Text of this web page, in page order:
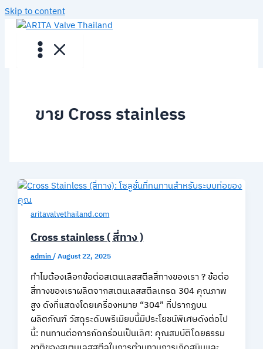
Skip to content
ขาย Cross stainless
aritavalvethailand.com
Cross stainless ( สี่ทาง )
admin/August 22, 2025
ทำไมต้องเลือกข้อต่อสเตนเลสสตีลสี่ทางของเรา ? ข้อต่อ
สี่ทางของเราผลิตจากสเตนเลสสตีลเกรด 304 คุณภาพ
สูง ดังที่แสดงโดยเครื่องหมาย “304” ที่ปรากฏบน
ผลิตภัณฑ์ วัสดุระดับพรีเมียมนี้มีประโยชน์พิเศษดังต่อไป
นี้: ทนทานต่อการกัดกร่อนเป็นเลิศ: คุณสมบัติโดยธรรม